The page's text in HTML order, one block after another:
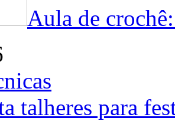
Aula de
talheres para